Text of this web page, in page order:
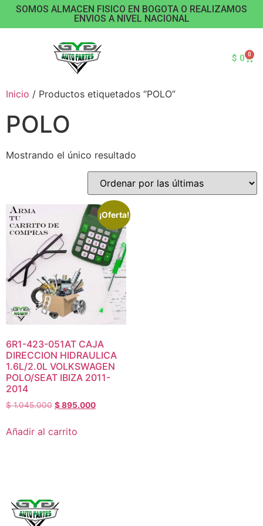
SOMOS ALMACEN FISICO EN BOGOTA O REALIZAMOS
ENVIOS A NIVEL NACIONAL
$ 0 0
Inicio / Productos etiquetados “POLO”
POLO
Mostrando el único resultado
¡Oferta!
6R1-423-051AT CAJA
DIRECCION HIDRAULICA
1.6L/2.0L VOLKSWAGEN
POLO/SEAT IBIZA 2011-
2014
$1.045.000 $895.000
Añadir al carrito